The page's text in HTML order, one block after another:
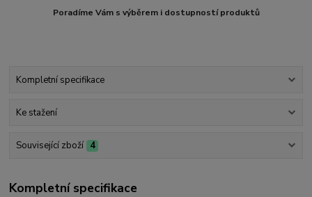
Poradíme Vám s výběrem i dostupností produktů
Kompletní specifikace
Ke stažení
Související zboží 4
Kompletní specifikace